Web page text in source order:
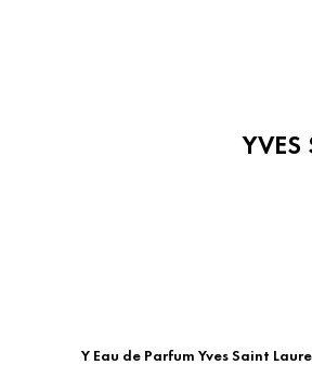
YVES
Y Eau de Parfum Yves Saint